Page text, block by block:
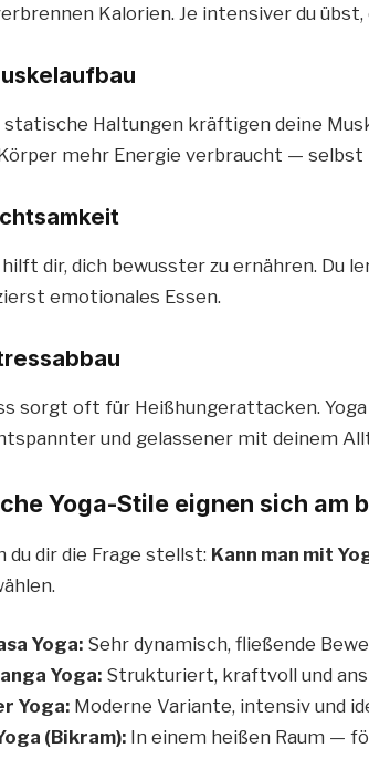
Kalorien. Je intensiver du
statische Haltungen kräftigen deine
mehr Energie verbraucht — selbst
hilft dir, dich bewusster zu ernähren. Du
emotionales Essen.
sorgt oft für Heißhungerattacken.
und gelassener mit deinem
Yoga-Stile eignen sich am
du dir die Frage stellst: Kann man mit
Yoga: Sehr dynamisch, fließende
Yoga: Strukturiert, kraftvoll und
Yoga: Moderne Variante, intensiv und
(Bikram): In einem heißen Raum —